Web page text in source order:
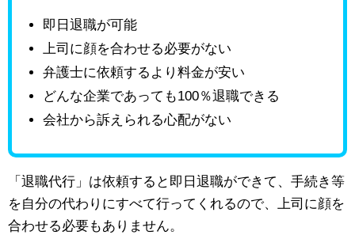
即日退職が可能
上司に顔を合わせる必要がない
弁護士に依頼するより料金が安い
どんな企業であっても100％退職できる
会社から訴えられる心配がない
「退職代行」は依頼すると即日退職ができて、手続き等
を自分の代わりにすべて行ってくれるので、上司に顔を
合わせる必要もありません。